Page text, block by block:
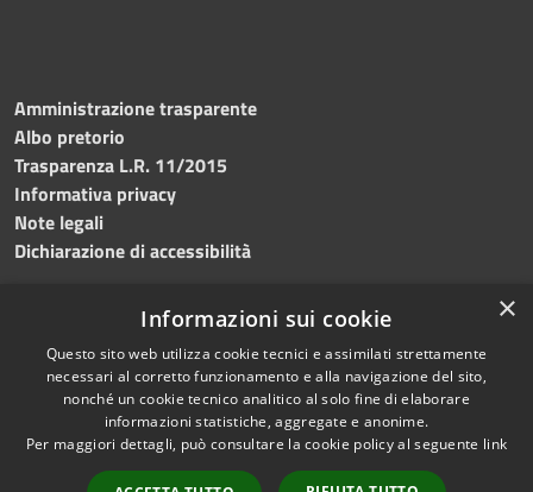
Amministrazione trasparente
Albo pretorio
Trasparenza L.R. 11/2015
Informativa privacy
Note legali
Dichiarazione di accessibilità
RSS
Accessibilità
Cookie
Mappa del sito
Copyright © 2026 • Comune di
Custonaci • Powered by
Municipium•Accesso
redazione
×
Informazioni sui cookie
Questo sito web utilizza cookie tecnici e assimilati strettamente
necessari al corretto funzionamento e alla navigazione del sito,
nonché un cookie tecnico analitico al solo fine di elaborare
informazioni statistiche, aggregate e anonime.
Per maggiori dettagli, può consultare la cookie policy al seguente link